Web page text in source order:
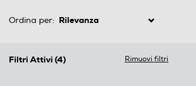
Ordina per:
Filtri Attivi (4) Rimuovi filtri